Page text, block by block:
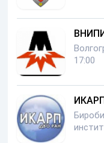
17:00